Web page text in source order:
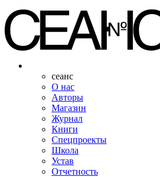
сеанс
О нас
Авторы
Магазин
Журнал
Книги
Спецпроекты
Школа
Устав
Отчетность